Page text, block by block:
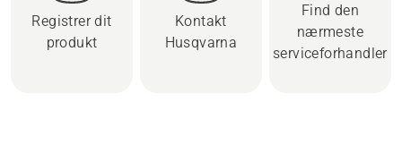
Registrer dit
produkt
Kontakt
Husqvarna
Find den
nærmeste
serviceforhandler